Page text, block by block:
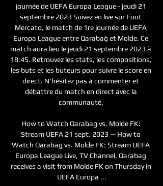
journée de UEFA Europa League - jeudi 21
septembre 2023 Suivez en live sur Foot
Mercato, le match de 1re journée de UEFA
Europa League entre Qarabağ et Molde. Ce
match aura lieu le jeudi 21 septembre 2023 à
18:45. Retrouvez les stats, les compositions,
les buts et les buteurs pour suivre le score en
direct. N'hésitez pas à commenter et
débattre du match en direct avec la
communauté.
How to Watch Qarabag vs. Molde FK:
Stream UEFA 21 sept. 2023 — How to
Watch Qarabag vs. Molde FK: Stream UEFA
Europa League Live, TV Channel. Qarabag
receives a visit from Molde FK on Thursday in
UEFA Europa ...